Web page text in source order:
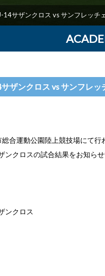
14サザンクロス vs サンフレッチ
ザンクロス vs サンフレ
合運動公園陸上競技場にて行
ンクロスの試合結果をお知らせ
ンクロス